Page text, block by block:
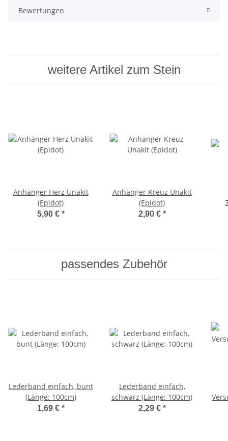
Bewertungen
weitere Artikel zum Stein
Anhänger Herz Unakit
(Epidot)
5,90 € *
Anhänger Kreuz Unakit
(Epidot)
2,90 € *
passendes Zubehör
Lederband einfach, bunt
(Länge: 100cm)
1,69 € *
Lederband einfach,
schwarz (Länge: 100cm)
2,29 € *